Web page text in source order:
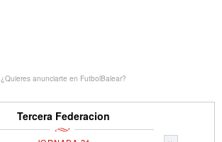
¿Quieres anunciarte en FutbolBalear?
Tercera Federacion